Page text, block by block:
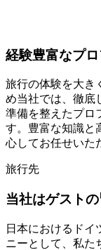
経験豊富なプ
旅行の体験を大き
め当社では、徹底
準備を整えたプロ
す。豊富な知識と
心してお任せいた
旅行先
当社はゲスト
日本におけるドイ
ニーとして、私た